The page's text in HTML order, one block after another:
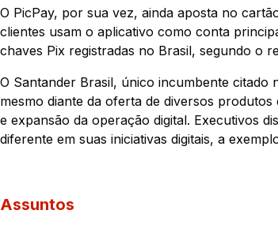
O PicPay, por sua vez, ainda aposta no
clientes usam o aplicativo como conta
chaves Pix registradas no Brasil, segundo o
O Santander Brasil, único incumbente
mesmo diante da oferta de diversos
e expansão da operação digital. Executivos
diferente em suas iniciativas digitais, a
Assuntos